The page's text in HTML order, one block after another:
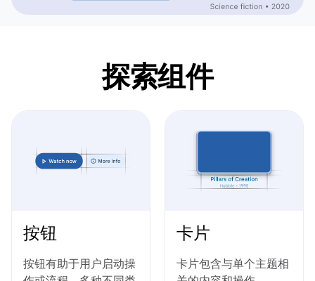
探索组件
按钮
按钮有助于用户启动操
卡片
卡片包含与单个主题相